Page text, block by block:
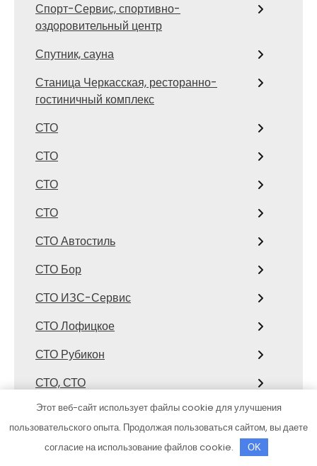
Спорт-Сервис, спортивно-
оздоровительный центр
Спутник, сауна
Станица Черкасская, ресторанно-
гостиничный комплекс
СТО
СТО
СТО
СТО
СТО Автостиль
СТО Бор
СТО ИЗС-Сервис
СТО Лофицкое
СТО Рубикон
СТО, СТО
СТО, СТО
Этот веб-сайт использует файлы cookie для улучшения
пользовательского опыта. Продолжая пользоваться сайтом, вы даете
согласие на использование файлов cookie.
OK